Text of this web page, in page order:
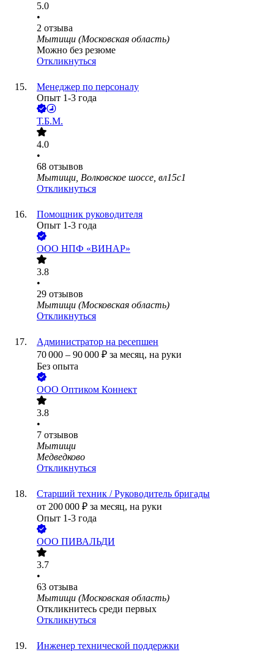
5.0
•
2 отзыва
Мытищи (Московская область)
Можно без резюме
Откликнуться
Менеджер по персоналу
Опыт 1-3 года
Т.Б.М.
4.0
•
68 отзывов
Мытищи, Волковское шоссе, вл15с1
Откликнуться
Помощник руководителя
Опыт 1-3 года
ООО НПФ «ВИНАР»
3.8
•
29 отзывов
Мытищи (Московская область)
Откликнуться
Администратор на ресепшен
70 000 – 90 000 ₽ за месяц, на руки
Без опыта
ООО Оптиком Коннект
3.8
•
7 отзывов
Мытищи
Медведково
Откликнуться
Старший техник / Руководитель бригады
от 200 000 ₽ за месяц, на руки
Опыт 1-3 года
ООО ПИВАЛЬДИ
3.7
•
63 отзыва
Мытищи (Московская область)
Откликнитесь среди первых
Откликнуться
Инженер технической поддержки